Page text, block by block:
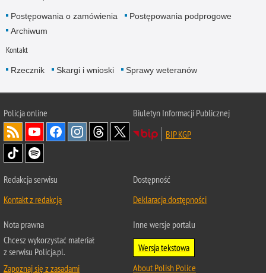
Postępowania o zamówienia
Postępowania podprogowe
Archiwum
Kontakt
Rzecznik Skargi i wnioski Sprawy weteranów
Policjaonline
Biuletyn Informacji Publicznej
BIP KGP
Redakcja serwisu
Kontakt z redakcją
Dostępność
Deklaracja dostępności
Nota prawna
Chcesz wykorzystać materiał
z serwisu Policja.pl.
Zapoznaj się z zasadami
Inne wersje portalu
Wersja tekstowa
About Polish Police